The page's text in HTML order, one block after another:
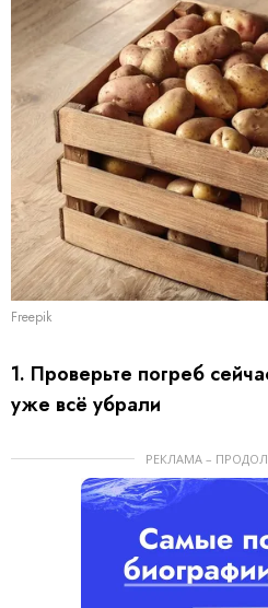
Freepik
1. Проверьте погреб
уже всё убрали
РЕКЛАМА –